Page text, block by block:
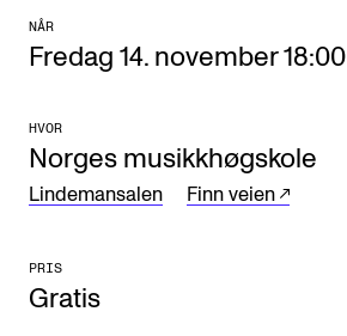
Arrangementer og konserter
Nyheter og historier
INFO
NÅR
Fredag 14. november 18:00
HVOR
Norges musikkhøgskole
Lindemansalen Finn veien
PRIS
Gratis